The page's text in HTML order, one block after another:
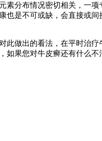
素分布情况密切相关，一
也是不可或缺，会直接或
做出的看法，在平时治疗
果您对牛皮癣还有什么